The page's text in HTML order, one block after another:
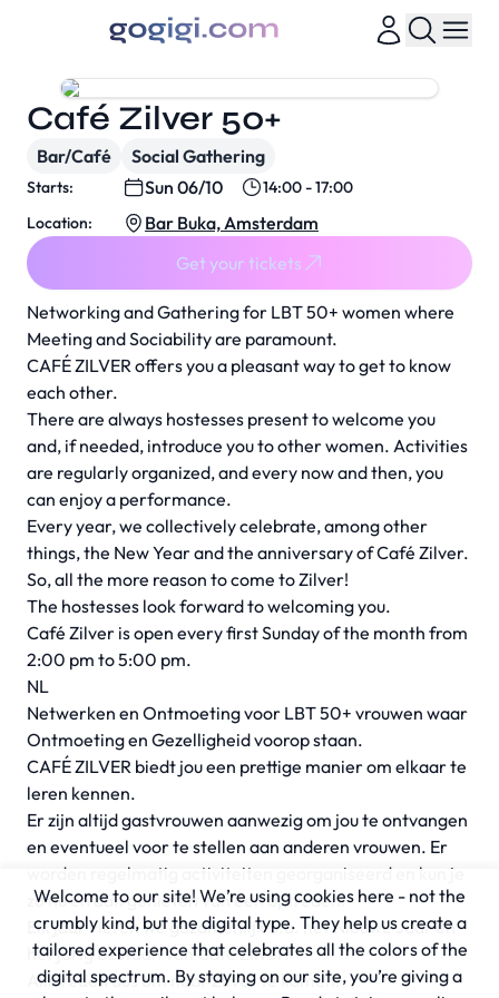
Networking and Gathering for LBT 50+ women where
Meeting and Sociability are paramount.
CAFÉ ZILVER offers you a pleasant way to get to know
each other.
There are always hostesses present to welcome you
and, if needed, introduce you to other women. Activities
are regularly organized, and every now and then, you
can enjoy a performance.
Every year, we collectively celebrate, among other
things, the New Year and the anniversary of Café Zilver.
So, all the more reason to come to Zilver!
The hostesses look forward to welcoming you.
Café Zilver is open every first Sunday of the month from
2:00 pm to 5:00 pm.
NL
Netwerken en Ontmoeting voor LBT 50+ vrouwen waar
Ontmoeting en Gezelligheid voorop staan.
CAFÉ ZILVER biedt jou een prettige manier om elkaar te
leren kennen.
Er zijn altijd gastvrouwen aanwezig om jou te ontvangen
en eventueel voor te stellen aan anderen vrouwen. Er
worden regelmatig activiteiten georganiseerd en kun je
zo nu en dan genieten van een optreden.
Elk jaar vieren we gezamenlijk o.a. het Nieuwe Jaar en
het jarig bestaan van Café Zilver.
Alle reden dus om naar Zilver te komen!
Café Zilver 50+
Bar/Café Social Gathering
Starts: Sun 06/10
14:00 - 17:00
Location:
Bar Buka, Amsterdam
Get your tickets
Welcome to our site! We’re using cookies here - not the
crumbly kind, but the digital type. They help us create a
tailored experience that celebrates all the colors of the
digital spectrum. By staying on our site, you’re giving a